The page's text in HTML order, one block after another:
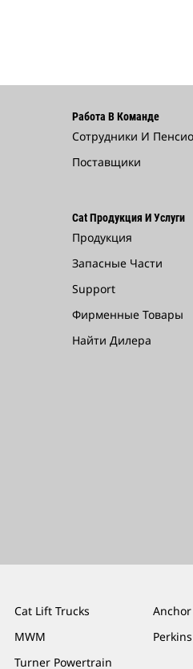
Работа В Команде
Сотрудники И
Поставщики
Cat Продукция И Услуги
Продукция
Запасные Части
Support
Фирменные Товары
Найти Дилера
Cat Lift Trucks
Anchor
MWM
Perkins
Turner Powertrain